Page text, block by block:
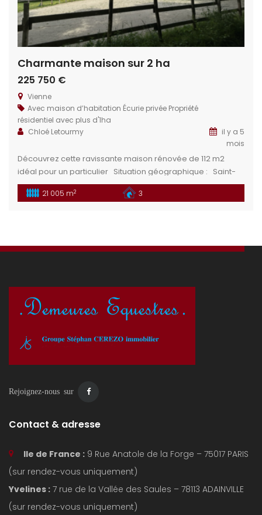
Charmante maison sur 2 ha
225 750 €
Vienne
Avec maison d’habitation Écurie privée Propriété
résidentiel avec plus d'1ha
Chloé Letourmy
il y a 5
mois
Découvrez cette ravissante maison rénovée de 112 m2
idéal pour un particulier Situation géographique : Saint-
Martin-de-l’Ars est une commune située dans le
département de la Vienne, dans la région Nouvelle-
21 005 m2 3
Rejoignez-nous sur
Contact & adresse
Ile de France : 9 Rue Anatole de la Forge – 75017 PARIS
(sur rendez-vous uniquement)
Yvelines : 7 rue de la Vallée des Saules – 78113 ADAINVILLE
(sur rendez-vous uniquement)